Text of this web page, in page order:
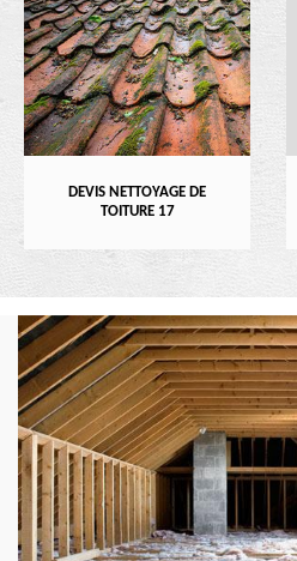
DEVIS NETTOYAGE DE
TOITURE 17